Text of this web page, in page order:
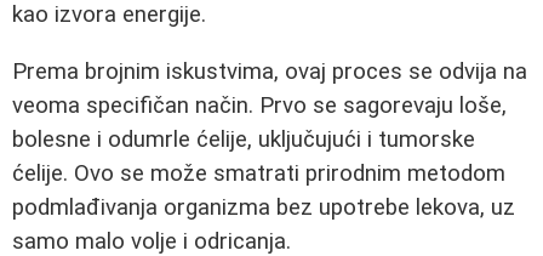
kao izvora energije.
Prema brojnim iskustvima, ovaj proces se odvija na
veoma specifičan način. Prvo se sagorevaju loše,
bolesne i odumrle ćelije, uključujući i tumorske
ćelije. Ovo se može smatrati prirodnim metodom
podmlađivanja organizma bez upotrebe lekova, uz
samo malo volje i odricanja.